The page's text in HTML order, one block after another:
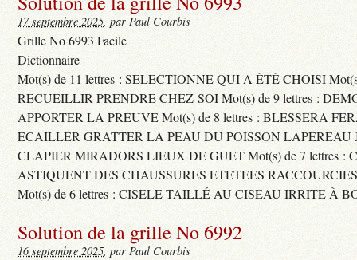
17 septembre 2025, par Paul Courbis
Grille No 6993 Facile
Dictionnaire
Mot(s) de 11 lettres : SELECTIONNE QUI A ÉTÉ CHOISI
RECUEILLIR PRENDRE CHEZ-SOI Mot(s) de 9 lettres :
APPORTER LA PREUVE Mot(s) de 8 lettres : BLESSERA
ECAILLER GRATTER LA PEAU DU POISSON LAPEREAU
CLAPIER MIRADORS LIEUX DE GUET Mot(s) de 7 lettres :
ASTIQUENT DES CHAUSSURES ETETEES
Mot(s) de 6 lettres : CISELE TAILLÉ AU CISEAU IRRITE À
Solution de la grille No 6992
16 septembre 2025, par Paul Courbis